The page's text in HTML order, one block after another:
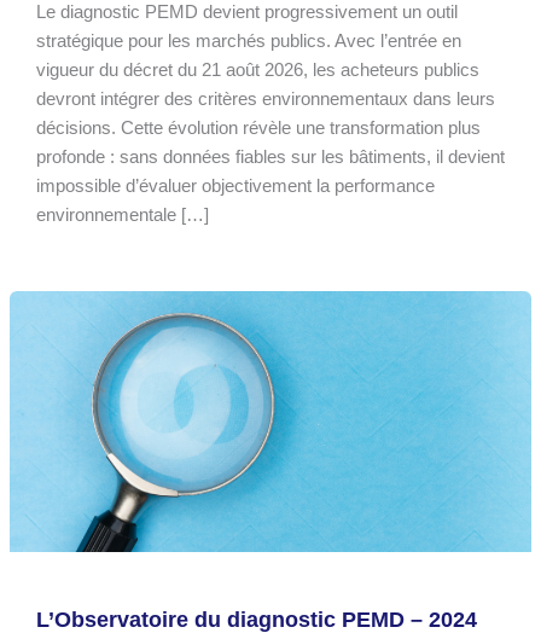
Le diagnostic PEMD devient progressivement un outil
stratégique pour les marchés publics. Avec l’entrée en
vigueur du décret du 21 août 2026, les acheteurs publics
devront intégrer des critères environnementaux dans leurs
décisions. Cette évolution révèle une transformation plus
profonde : sans données fiables sur les bâtiments, il devient
impossible d’évaluer objectivement la performance
environnementale […]
L’Observatoire du diagnostic PEMD – 2024